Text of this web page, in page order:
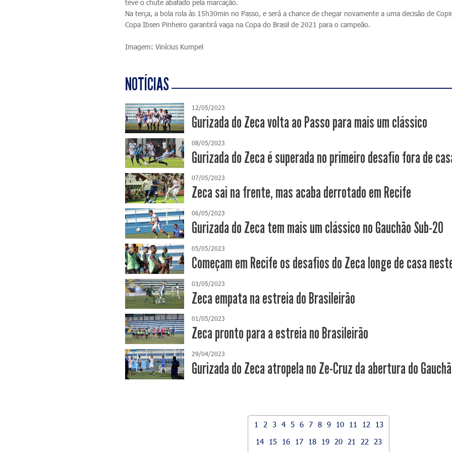
teve o chute abafado pela marcação.
Na terça, a bola rola às 15h30min no Passo, e será a chance de chegar novamente a uma decisão de
Copa Ibsen Pinheiro garantirá vaga na Copa do Brasil de 2021 para o campeão.
Imagem: Vinícius Kumpel
NOTÍCIAS
12/05/2023
Gurizada do Zeca volta ao Passo para mais um clássico
08/05/2023
Gurizada do Zeca é superada no primeiro desafio fora de
07/05/2023
Zeca sai na frente, mas acaba derrotado em Recife
06/05/2023
Gurizada do Zeca tem mais um clássico no Gauchão Sub-20
05/05/2023
Começam em Recife os desafios do Zeca longe de casa
03/05/2023
Zeca empata na estreia do Brasileirão
01/05/2023
Zeca pronto para a estreia no Brasileirão
29/04/2023
Gurizada do Zeca atropela no Ze-Cruz da abertura do
1 2 3 4 5 6 7 8 9 10 11 12
13
14
15 16 17 18 19 20 21 22 23